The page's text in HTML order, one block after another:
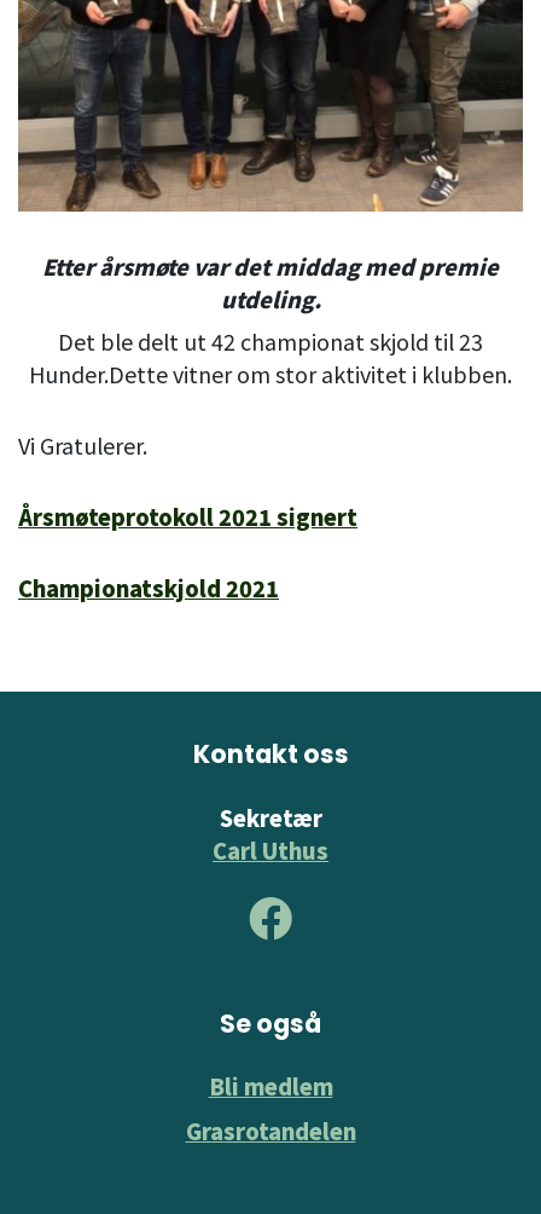
Etter årsmøte var det middag med premie
utdeling.
Det ble delt ut 42 championat skjold til 23
Hunder.Dette vitner om stor aktivitet i klubben.
Vi Gratulerer.
Årsmøteprotokoll 2021 signert
Championatskjold 2021
Kontakt oss
Sekretær
Carl Uthus
Se også
Bli medlem
Grasrotandelen